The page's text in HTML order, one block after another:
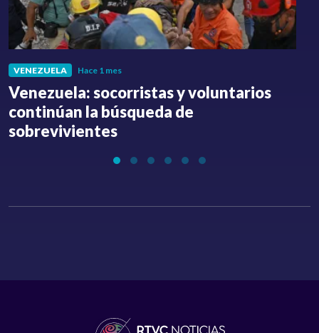
VENEZUELA Hace 1 mes
Venezuela: socorristas y voluntarios
continúan la búsqueda de
sobrevivientes